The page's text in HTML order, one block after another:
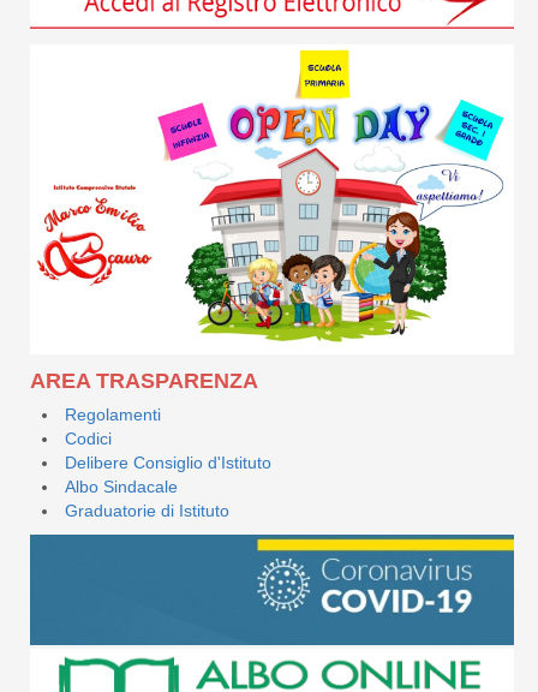
AREA TRASPARENZA
Regolamenti
Codici
Delibere Consiglio d'Istituto
Albo Sindacale
Graduatorie di Istituto